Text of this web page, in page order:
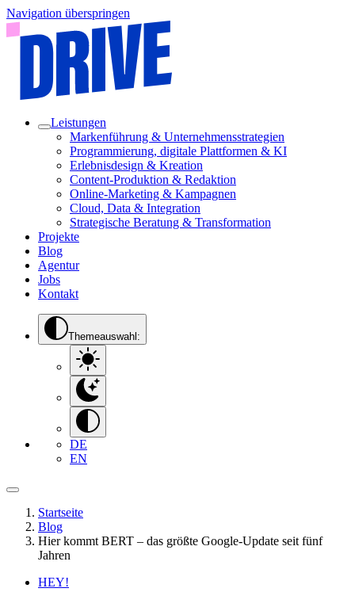
Navigation überspringen
Leistungen
Markenführung & Unternehmensstrategien
Programmierung, digitale Plattformen & KI
Erlebnisdesign & Kreation
Content-Produktion & Redaktion
Online-Marketing & Kampagnen
Cloud, Data & Integration
Strategische Beratung & Transformation
Projekte
Blog
Agentur
Jobs
Kontakt
Themeauswahl:
DE
EN
Startseite
Blog
Hier kommt BERT – das größte Google-Update seit fünf
Jahren
HEY!